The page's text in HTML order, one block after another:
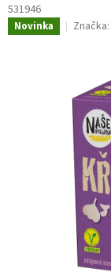
531946
Novinka Značka: